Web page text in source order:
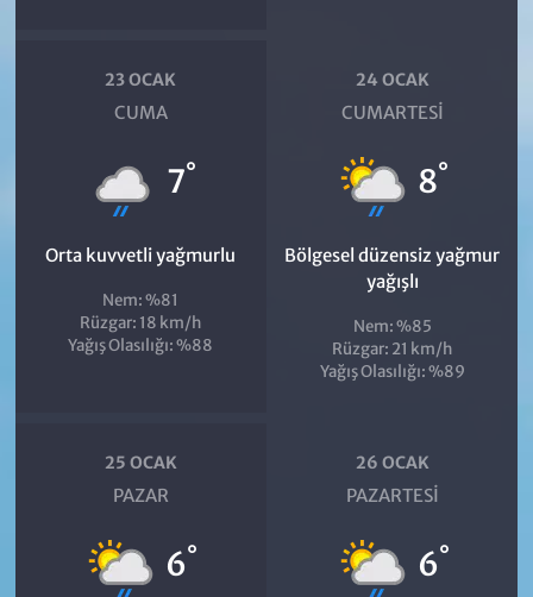
23 OCAK
CUMA
7°
Orta kuvvetli yağmurlu
Nem: %81
Rüzgar: 18 km/h
Yağış Olasılığı: %88
24 OCAK
CUMARTESI
8°
Bölgesel düzensiz yağmur
yağışlı
Nem: %85
Rüzgar: 21 km/h
Yağış Olasılığı: %89
25 OCAK
PAZAR
6°
26 OCAK
PAZARTESI
6°